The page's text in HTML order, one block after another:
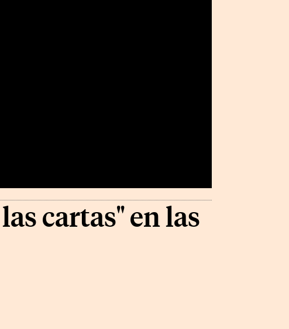
cartas" en las